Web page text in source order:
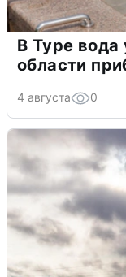
В Туре вода
области
4 августа 0